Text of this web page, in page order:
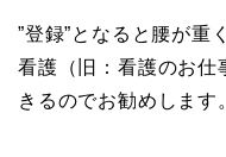
”登録”となると腰が重
看護（旧：看護のお仕
きるのでお勧めします